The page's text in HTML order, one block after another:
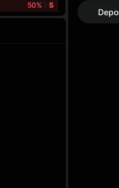
50% S